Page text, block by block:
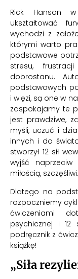
Rick Hanson
ukształtować
wychodzi z
którymi warto
podstawowe
stresu,
dobrostanu.
podstawowych
i więzi, są one w
zaspokajamy te
jest prawdziwe,
myśli, uczuć i
innych i do
stworzył 12 sił
wyjść
miłością, szczęśliwi.
Dlatego na
rozpoczniemy
ćwiczeniami
psychicznej i 12
podręcznik z
książkę!
„Siła